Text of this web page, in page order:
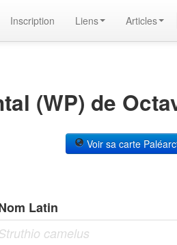
Inscription Liens Articles
(WP) de
Voir sa carte
Latin
camelus